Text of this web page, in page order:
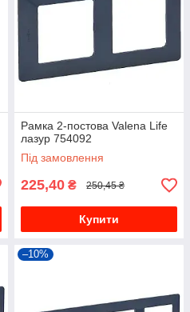
Рамка 2-постова Valena Life
лазур 754092
Під замовлення
225,40 ₴ 250,45 ₴
Купити
–10%